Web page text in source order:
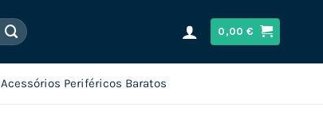
0,00€
Acessórios Periféricos Baratos